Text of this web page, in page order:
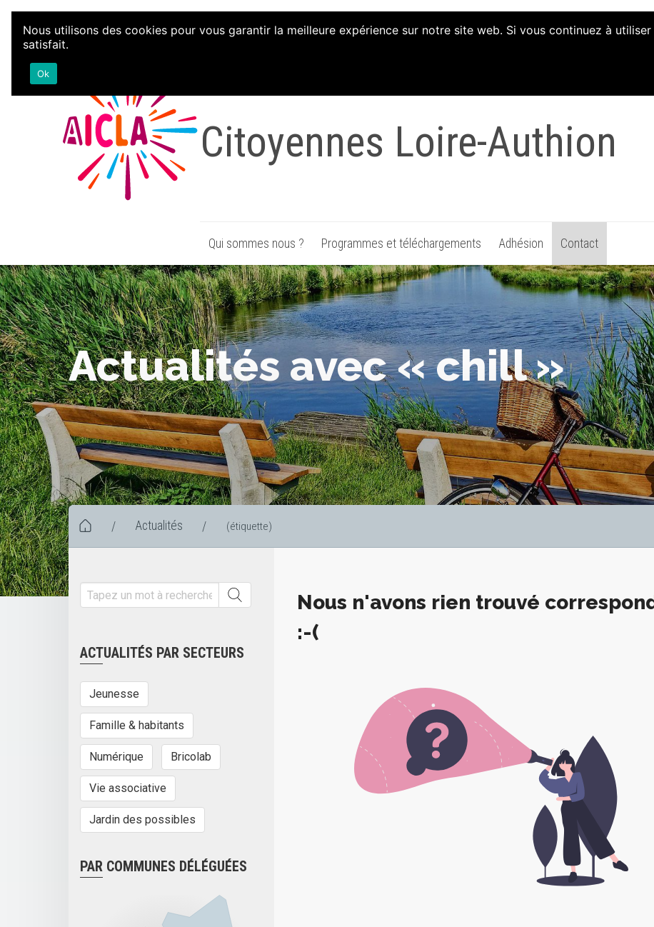
Aller au contenu
Citoyennes Loire-Authion
Qui sommes nous ? Programmes et téléchargements Adhésion Contact
Actualités avec « chill »
/ Actualités / (étiquette)
ACTUALITÉS PAR SECTEURS
Jeunesse
Famille & habitants
Numérique Bricolab
Vie associative
Jardin des possibles
PAR COMMUNES DÉLÉGUÉES
Nous n'avons rien trouvé
:-(
Nous utilisons des cookies pour vous garantir la meilleure expérience sur notre site web. Si vous continuez à
satisfait.
Ok